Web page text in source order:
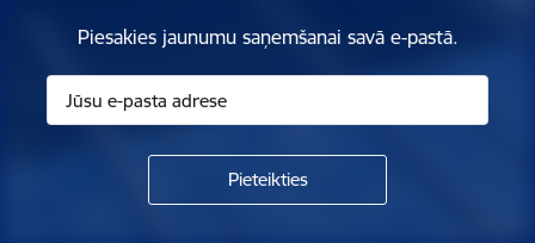
Piesakies jaunumu saņemšanai savā e-pastā.